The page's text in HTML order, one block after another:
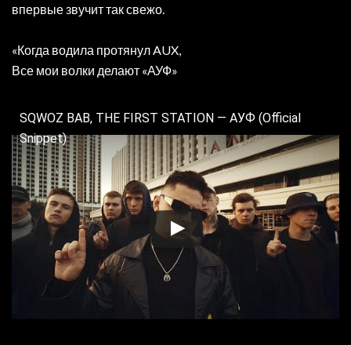
впервые звучит так свежо.
«Когда водила протянул AUX,
Все мои волки делают «АУФ»
SQWOZ BAB, THE FIRST STATION — АУФ (Official
Snippet)